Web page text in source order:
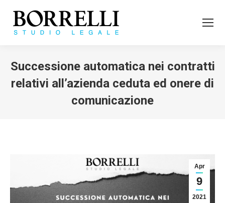
Successione automatica nei contratti
relativi all’azienda ceduta ed onere di
comunicazione
Apr
9
2021